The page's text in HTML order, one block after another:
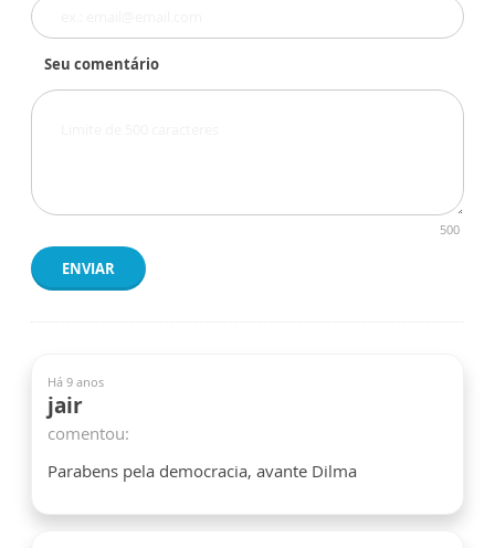
Seu comentário
500
ENVIAR
Há 9 anos
jair
comentou:
Parabens pela democracia, avante Dilma